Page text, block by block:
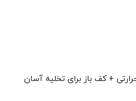
+ کف باز برای تخلیه آسان